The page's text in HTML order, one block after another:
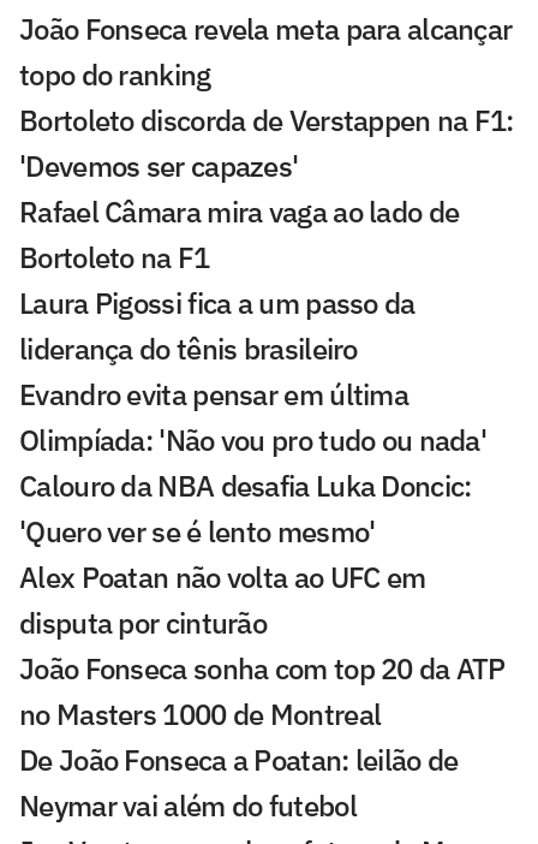
João Fonseca revela meta para alcançar
topo do ranking
Bortoleto discorda de Verstappen na F1:
'Devemos ser capazes'
Rafael Câmara mira vaga ao lado de
Bortoleto na F1
Laura Pigossi fica a um passo da
liderança do tênis brasileiro
Evandro evita pensar em última
Olimpíada: 'Não vou pro tudo ou nada'
Calouro da NBA desafia Luka Doncic:
'Quero ver se é lento mesmo'
Alex Poatan não volta ao UFC em
disputa por cinturão
João Fonseca sonha com top 20 da ATP
no Masters 1000 de Montreal
De João Fonseca a Poatan: leilão de
Neymar vai além do futebol